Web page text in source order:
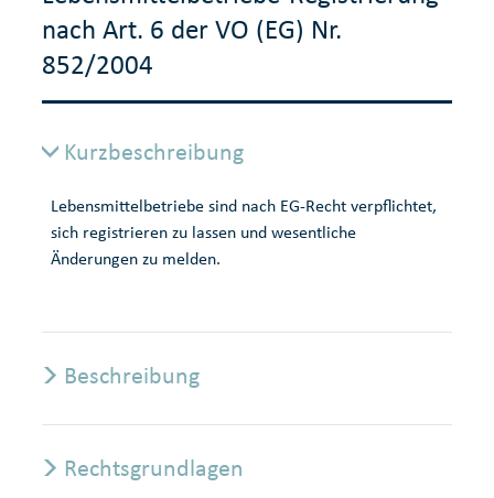
nach Art. 6 der VO (EG) Nr.
852/2004
Kurzbeschreibung
Lebensmittelbetriebe sind nach EG-Recht verpflichtet,
sich registrieren zu lassen und wesentliche
Änderungen zu melden.
Beschreibung
Rechtsgrundlagen